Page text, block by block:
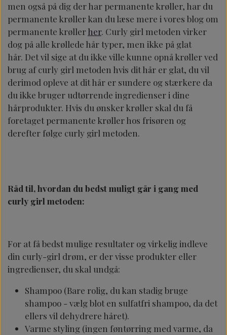
men også på dig der har permanente krøller, har du
permanente krøller kan du læse mere i vores blog om
permanente krøllerher. Curly girl metoden virker
dog på alle krøllede hår typer, men ikke på glat
hår. Det vil sige at du ikke ville kunne opnå krøller ved
brug af curly girl metoden hvis dit hår er glat, du vil
derimod opleve at dit hår er sundere og stærkere da
du ikke bruger udtørrende ingredienser i dine
hårprodukter. Hvis du ønsker krøller skal du få
foretaget permanente krøller hos frisøren og
derefter følge curly girl metoden.
Råd til, hvordan du bedst muligt går i gang med
curly girl metoden:
For at få bedst mulige resultater og virkelig indleve
din curly-girl drøm, er der visse produkter eller
ingredienser, du skal undgå:
Shampoo (Bare rolig, du kan stadig bruge
shampoo - vælg blot en sulfatfri shampoo, da det
ellers vil dehydrere håret).
Varme styling (ingen føntørring med varme, da